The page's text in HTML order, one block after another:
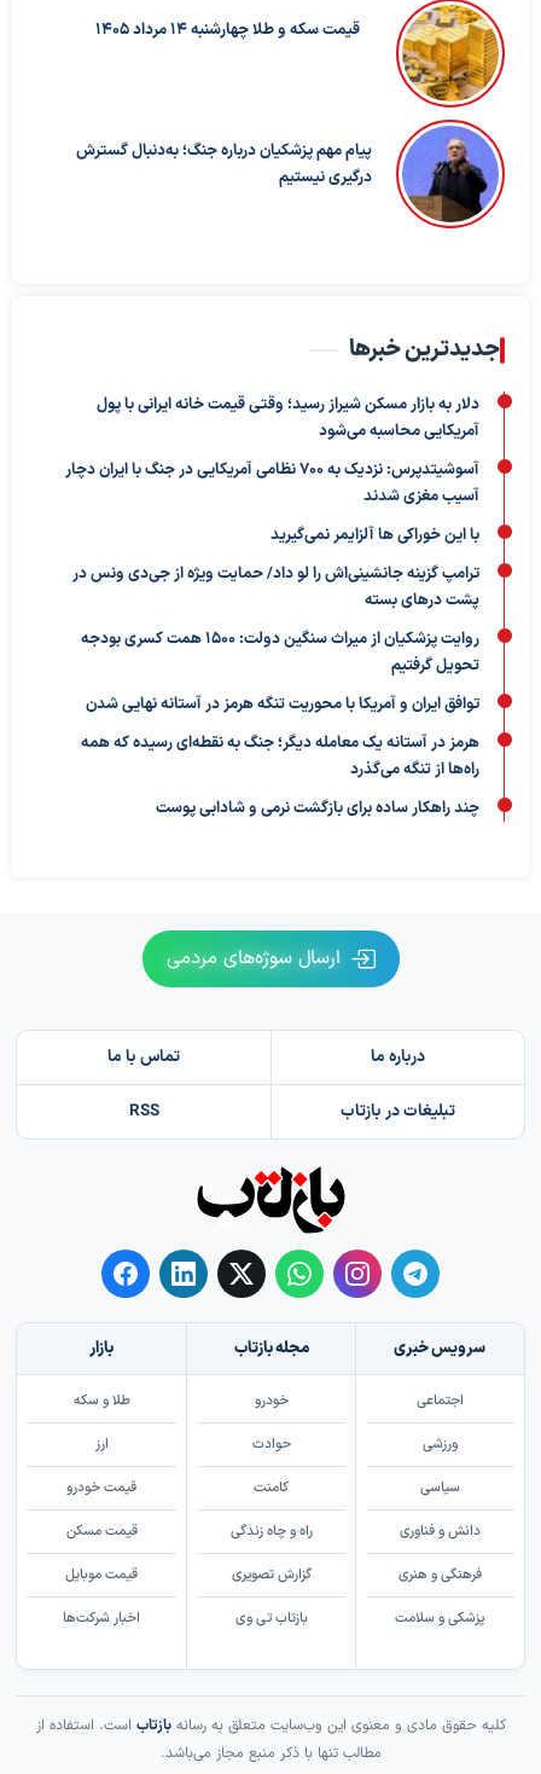
قیمت سکه و طلا چهارشنبه 14 مرداد 1405
پیام مهم پزشکیان درباره جنگ؛ به‌دنبال گسترش
درگیری نیستیم
جدیدترین خبرها
دلار به بازار مسکن شیراز رسید؛ وقتی قیمت خانه ایرانی با پول
آمریکایی محاسبه می‌شود
آسوشیتدپرس: نزدیک به ۷۰۰ نظامی آمریکایی در جنگ با ایران دچار
آسیب مغزی شدند
با این خوراکی ها آلزایمر نمی‌گیرید
ترامپ گزینه جانشینی‌اش را لو داد/ حمایت ویژه از جی‌دی ونس در
پشت درهای بسته
روایت پزشکیان از میراث سنگین دولت: ۱۵۰۰ همت کسری بودجه
تحویل گرفتیم
توافق ایران و آمریکا با محوریت تنگه هرمز در آستانه نهایی شدن
هرمز در آستانه یک معامله دیگر؛ جنگ به نقطه‌ای رسیده که همه
راه‌ها از تنگه می‌گذرد
چند راهکار ساده برای بازگشت نرمی و شادابی پوست
ارسال سوژه‌های مردمی
درباره ما تماس با ما
تبلیغات در بازتاب RSS
سرویس خبری
اجتماعی
ورزشی
سیاسی
دانش و فناوری
فرهنگی و هنری
پزشکی و سلامت
مجله بازتاب
خودرو
حوادث
کامنت
راه و چاه زندگی
گزارش تصویری
بازتاب تی وی
بازار
طلا و سکه
ارز
قیمت خودرو
قیمت مسکن
قیمت موبایل
اخبار شرکت‌ها
کلیه حقوق مادی و معنوی این وب‌سایت متعلق به رسانهبازتاب است. استفاده از
مطالب تنها با ذکر منبع مجاز می‌باشد.